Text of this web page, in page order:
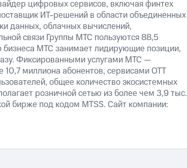
цифровых сервисов, включая финтех
ИТ-решений в области объединенных
данных, облачных вычислений,
связи Группы МТС пользуются 88,5
МТС занимает лидирующие позиции,
Фиксированными услугами МТС —
миллиона абонентов, сервисами OTT
общее количество экосистемных
розничной сетью из более чем 3,9 тыс.
бирже под кодом MTSS. Сайт компании: